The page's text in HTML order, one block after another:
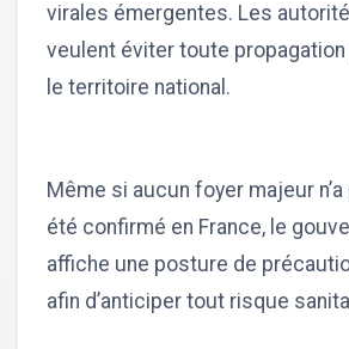
virales émergentes. Les
veulent éviter toute
le territoire national.
Même si aucun foyer majeur n’a
été confirmé en France, le
affiche une posture de
afin d’anticiper tout risque